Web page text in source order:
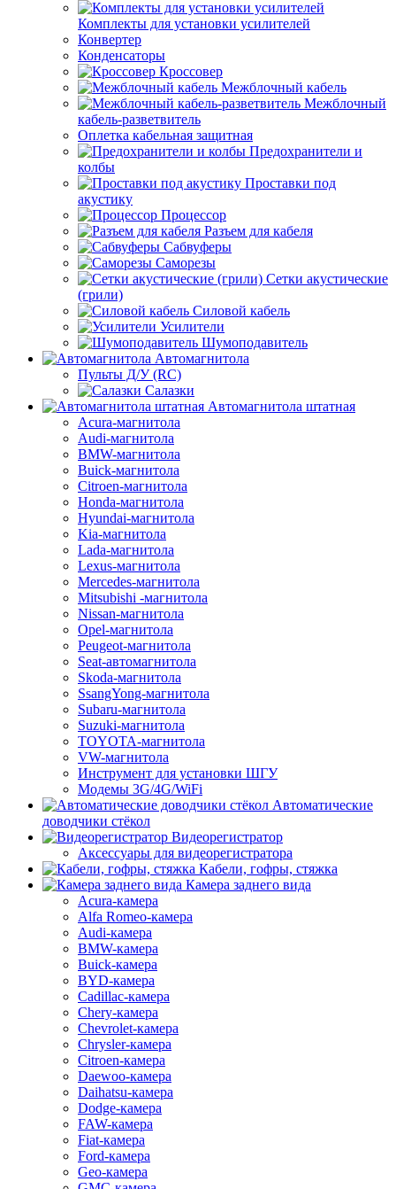
Комплекты для установки усилителей
Конвертер
Конденсаторы
Кроссовер
Межблочный кабель
Межблочный
кабель-разветвитель
Оплетка кабельная защитная
Предохранители и
колбы
Проставки под
акустику
Процессор
Разъем для кабеля
Сабвуферы
Саморезы
Сетки акустические
(грили)
Силовой кабель
Усилители
Шумоподавитель
Автомагнитола
Пульты Д/У (RC)
Салазки
Автомагнитола штатная
Acura-магнитола
Audi-магнитола
BMW-магнитола
Buick-магнитола
Citroen-магнитола
Honda-магнитола
Hyundai-магнитола
Kia-магнитола
Lada-магнитола
Lexus-магнитола
Mercedes-магнитола
Mitsubishi -магнитола
Nissan-магнитола
Opel-магнитола
Peugeot-магнитола
Seat-автомагнитола
Skoda-магнитола
SsangYong-магнитола
Subaru-магнитола
Suzuki-магнитола
TOYOTA-магнитола
VW-магнитола
Инструмент для установки ШГУ
Модемы 3G/4G/WiFi
Автоматические
доводчики стёкол
Видеорегистратор
Аксессуары для видеорегистратора
Кабели, гофры, стяжка
Камера заднего вида
Acura-камера
Alfa Romeo-камера
Audi-камера
BMW-камера
Buick-камера
BYD-камера
Cadillac-камера
Chery-камера
Chevrolet-камера
Chrysler-камера
Citroen-камера
Daewoo-камера
Daihatsu-камера
Dodge-камера
FAW-камера
Fiat-камера
Ford-камера
Geo-камера